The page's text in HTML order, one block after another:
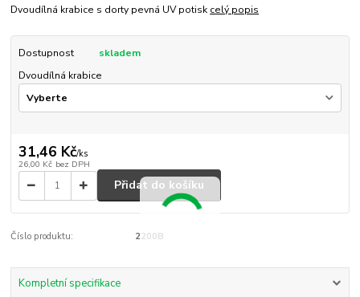
Dvoudílná krabice s dorty pevná UV potisk celý popis
Dostupnost
skladem
Dvoudílná krabice
31,46 Kč/ks
26,00 Kč bez DPH
Přidat do košíku
Číslo produktu: 2200B
Kompletní specifikace